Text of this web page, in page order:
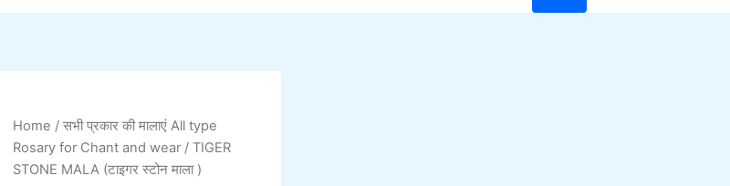
Home /सभी प्रकार की मालाएं All type
Rosary for Chant and wear / TIGER
STONE MALA (टाइगर स्टोन माला )
Original
price
Current
TIGER
STONE
MALA
(टाइगर